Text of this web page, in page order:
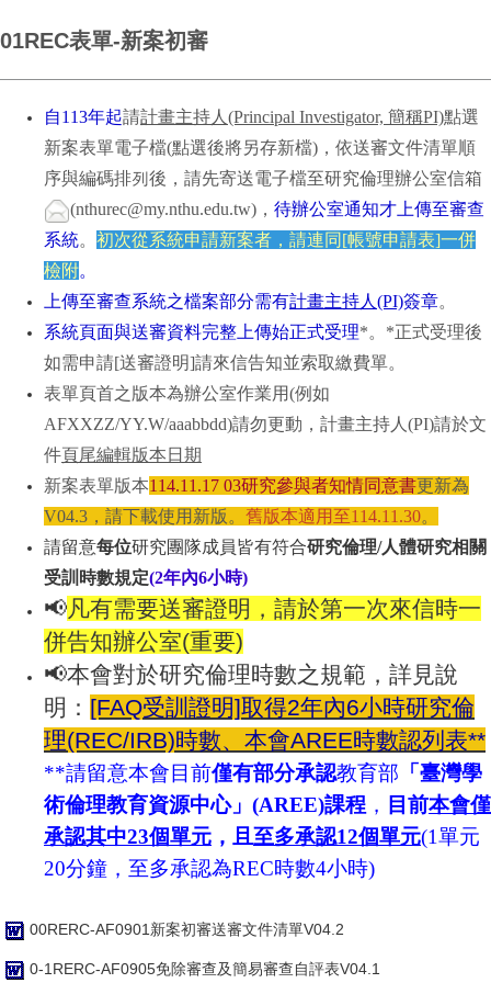
01REC表單-新案初審
自113年起請計畫主持人(Principal Investigator, 簡稱PI)點選
新案表單電子檔(點選後將另存新檔)，依送審文件清單順
序與編碼排列後，請先寄送電子檔至研究倫理辦公室信箱
(nthurec@my.nthu.edu.tw)， 待辦公室通知才上傳至審查
系統。 初次從系統申請新案者，請連同[帳號申請表]一併
檢附。
上傳至審查系統之檔案部分需有計畫主持人(PI)簽章。
系統頁面與送審資料完整上傳始正式受理*。*正式受理後
如需申請[送審證明]請來信告知並索取繳費單。
表單頁首之版本為辦公室作業用(例如
AFXXZZ/YY.W/aaabbdd)請勿更動，計畫主持人(PI)請於文
件頁尾編輯版本日期
新案表單版本114.11.17 03研究參與者知情同意書更新為
V04.3，請下載使用新版。 舊版本適用至114.11.30。
請留意每位研究團隊成員皆有符合研究倫理/人體研究相關
受訓時數規定(2年內6小時)
📢凡有需要送審證明，請於第一次來信時一
併告知辦公室(重要)
📢本會對於研究倫理時數之規範，詳見說
明： [FAQ受訓證明]取得2年內6小時研究倫
理(REC/IRB)時數、本會AREE時數認列表**
**請留意本會目前僅有部分承認教育部 「 臺灣學
術倫理教育資源中心」 (AREE)課程 ， 目前本會僅
承認其中23個單元 ，且 至多承認12個單元(1單元
20分鐘，至多承認為REC時數4小時)
00RERC-AF0901新案初審送審文件清單V04.2
0-1RERC-AF0905免除審查及簡易審查自評表V04.1